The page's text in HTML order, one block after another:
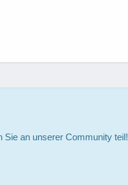
Sie an unserer Community teil!